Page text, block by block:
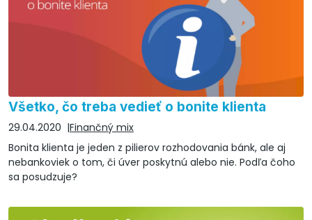
Všetko, čo treba vedieť o bonite klienta
29.04.2020
Finančný mix
Bonita klienta je jeden z pilierov rozhodovania bánk, ale aj
nebankoviek o tom, či úver poskytnú alebo nie. Podľa čoho
sa posudzuje?